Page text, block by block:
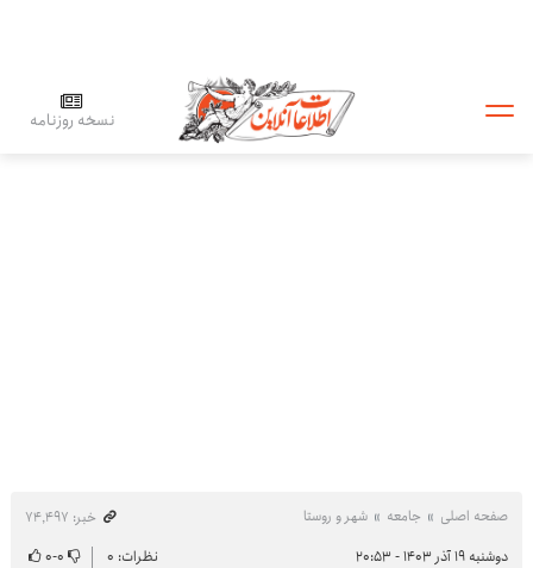
نسخه روزنامه
صفحه اصلی جامعه شهر و روستا
خبر: ۷۴٬۴۹۷
دوشنبه ۱۹ آذر ۱۴۰۳ - ۲۰:۵۳
نظرات: ۰ ۰-۰